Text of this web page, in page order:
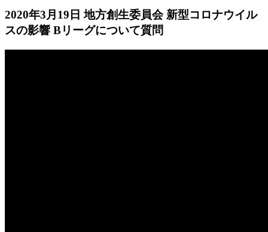
2020年3月19日 地方創生委員会 新型コロナウイル
スの影響 Bリーグについて質問